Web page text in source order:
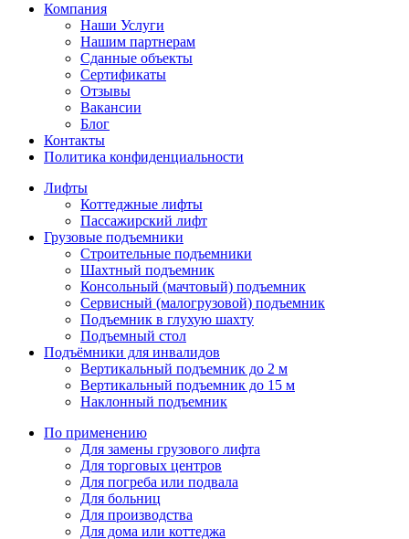
Компания
Наши Услуги
Нашим партнерам
Сданные объекты
Сертификаты
Отзывы
Вакансии
Блог
Контакты
Политика конфиденциальности
Лифты
Коттеджные лифты
Пассажирский лифт
Грузовые подъемники
Строительные подъемники
Шахтный подъемник
Консольный (мачтовый) подъемник
Сервисный (малогрузовой) подъемник
Подъемник в глухую шахту
Подъемный стол
Подъёмники для инвалидов
Вертикальный подъемник до 2 м
Вертикальный подъемник до 15 м
Наклонный подъемник
По применению
Для замены грузового лифта
Для торговых центров
Для погреба или подвала
Для больниц
Для производства
Для дома или коттеджа